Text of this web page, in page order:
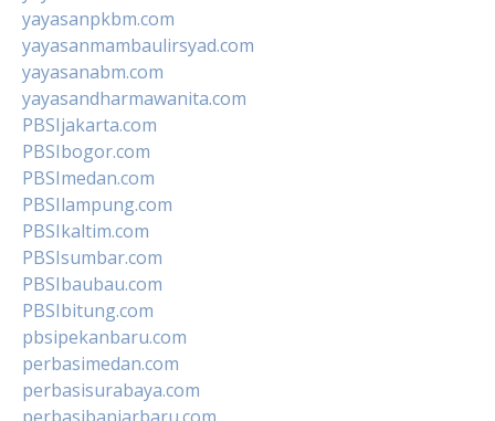
yayasanpkbm.com
yayasanmambaulirsyad.com
yayasanabm.com
yayasandharmawanita.com
PBSIjakarta.com
PBSIbogor.com
PBSImedan.com
PBSIlampung.com
PBSIkaltim.com
PBSIsumbar.com
PBSIbaubau.com
PBSIbitung.com
pbsipekanbaru.com
perbasimedan.com
perbasisurabaya.com
perbasibanjarbaru.com